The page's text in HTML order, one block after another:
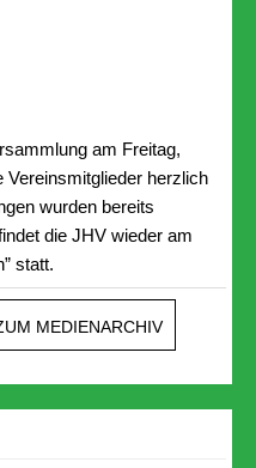
am Freitag,
Vereinsmitglieder herzlich
wurden bereits
die JHV wieder am
statt.
MEDIENARCHIV